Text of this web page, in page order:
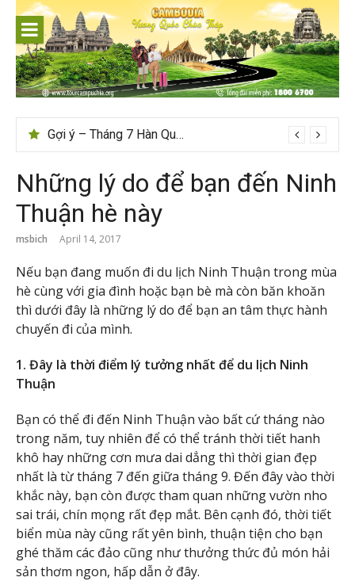
content
Gợi ý – Tháng 7 Hàn Quốc nên đi đâu, mặc gì đẹp?
Những lý do để bạn đến Ninh
Thuận hè này
msbich April 14, 2017
Nếu bạn đang muốn đi du lịch Ninh Thuận trong mùa
hè cùng với gia đình hoặc bạn bè mà còn băn khoăn
thì dưới đây là những lý do để bạn an tâm thực hành
chuyến đi của mình.
1. Đây là thời điểm lý tưởng nhất để du lịch Ninh
Thuận
Bạn có thể đi đến Ninh Thuận vào bất cứ tháng nào
trong năm, tuy nhiên để có thể tránh thời tiết hanh
khô hay những cơn mưa dai dẳng thì thời gian đẹp
nhất là từ tháng 7 đến giữa tháng 9. Đến đây vào thời
khắc này, bạn còn được tham quan những vườn nho
sai trái, chín mọng rất đẹp mắt. Bên cạnh đó, thời tiết
biển mùa này cũng rất yên bình, thuận tiện cho bạn
ghé thăm các đảo cũng như thưởng thức đủ món hải
sản thơm ngon, hấp dẫn ở đây.